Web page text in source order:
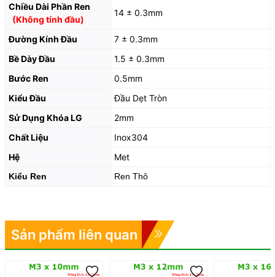
Chiều Dài Phần Ren
(Không tính đầu)
14 ± 0.3mm
Đường Kính Đầu
7 ± 0.3mm
Bề Dày Đầu
1.5 ± 0.3mm
Bước Ren
0.5mm
Kiểu Đầu
Đầu Dẹt Tròn
Sử Dụng Khóa LG
2mm
Chất Liệu
Inox304
Hệ
Met
Kiểu Ren Ren Thô
Sản phẩm liên quan